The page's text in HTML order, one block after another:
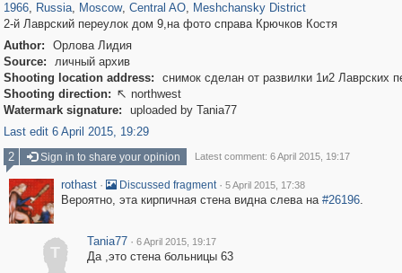
1966, Russia, Moscow, Central AO, Meshchansky District
2-й Лаврский переулок дом 9,на фото справа Крючков Костя
Author:
Орлова Лидия
Source:
личный архив
Shooting location address:
снимок сделан от развилки 1и2 Лаврских
Shooting direction:  northwest
Watermark signature:
uploaded by Tania77
Last edit 6 April 2015, 19:29
2
Sign in to share your opinion Latest comment: 6 April 2015, 19:17
rothast · Discussed fragment · 5 April 2015, 17:38
Вероятно, эта кирпичная стена видна слева на #26196.
T
Tania77 · 6 April 2015, 19:17
Да ,это стена больницы 63